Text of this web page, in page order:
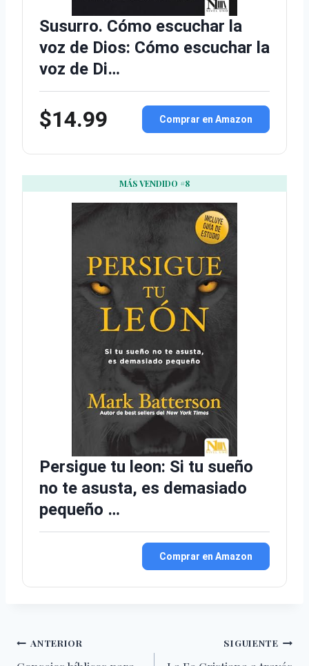
Susurro. Cómo escuchar la
voz de Dios: Cómo escuchar la
voz de Di…
$14.99 Comprar en Amazon
MÁS VENDIDO #8
Persigue tu leon: Si tu sueño
no te asusta, es demasiado
pequeño …
Comprar en Amazon
Navegación
ANTERIOR SIGUIENTE